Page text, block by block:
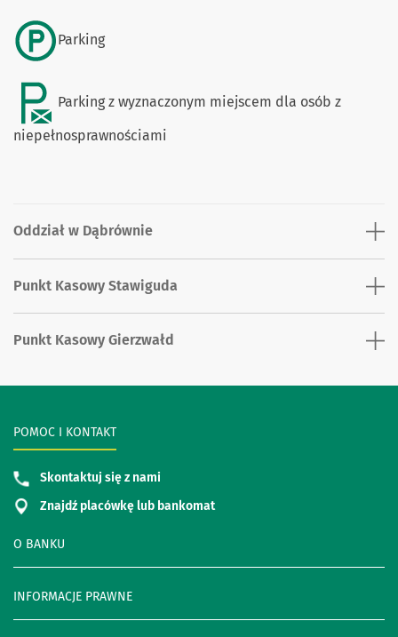
Parking
Parking z wyznaczonym miejscem dla osób z
niepełnosprawnościami
Oddział w Dąbrównie
Punkt Kasowy Stawiguda
Punkt Kasowy Gierzwałd
O BANKU
INFORMACJE PRAWNE
POMOC I KONTAKT
Skontaktuj się z nami
Znajdź placówkę lub bankomat